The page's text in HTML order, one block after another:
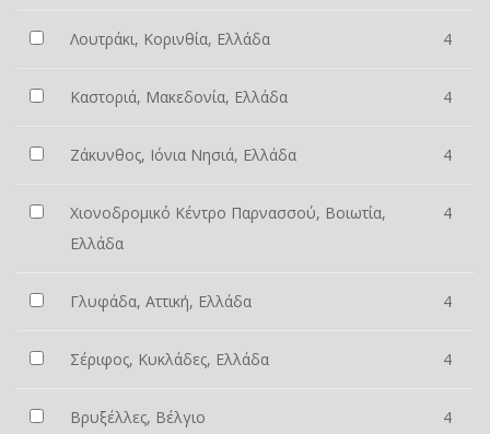
Λουτράκι, Κορινθία, Ελλάδα 4
Καστοριά, Μακεδονία, Ελλάδα 4
Ζάκυνθος, Ιόνια Νησιά, Ελλάδα 4
Χιονοδρομικό Κέντρο Παρνασσού, Βοιωτία,
Ελλάδα
4
Γλυφάδα, Αττική, Ελλάδα 4
Σέριφος, Κυκλάδες, Ελλάδα 4
Βρυξέλλες, Βέλγιο 4